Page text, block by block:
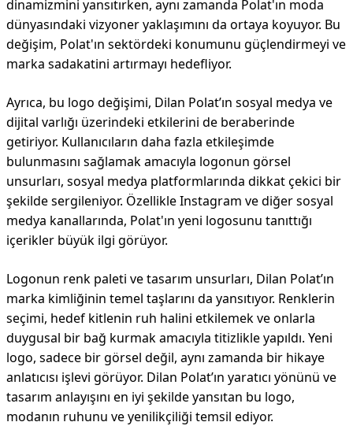
dinamizmini yansıtırken, aynı zamanda Polat'ın moda
dünyasındaki vizyoner yaklaşımını da ortaya koyuyor. Bu
değişim, Polat'ın sektördeki konumunu güçlendirmeyi ve
marka sadakatini artırmayı hedefliyor.
Ayrıca, bu logo değişimi, Dilan Polat’ın sosyal medya ve
dijital varlığı üzerindeki etkilerini de beraberinde
getiriyor. Kullanıcıların daha fazla etkileşimde
bulunmasını sağlamak amacıyla logonun görsel
unsurları, sosyal medya platformlarında dikkat çekici bir
şekilde sergileniyor. Özellikle Instagram ve diğer sosyal
medya kanallarında, Polat'ın yeni logosunu tanıttığı
içerikler büyük ilgi görüyor.
Logonun renk paleti ve tasarım unsurları, Dilan Polat’ın
marka kimliğinin temel taşlarını da yansıtıyor. Renklerin
seçimi, hedef kitlenin ruh halini etkilemek ve onlarla
duygusal bir bağ kurmak amacıyla titizlikle yapıldı. Yeni
logo, sadece bir görsel değil, aynı zamanda bir hikaye
anlatıcısı işlevi görüyor. Dilan Polat’ın yaratıcı yönünü ve
tasarım anlayışını en iyi şekilde yansıtan bu logo,
modanın ruhunu ve yenilikçiliği temsil ediyor.